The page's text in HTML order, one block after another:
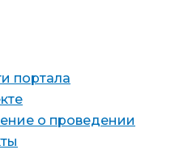
портала
о проведении